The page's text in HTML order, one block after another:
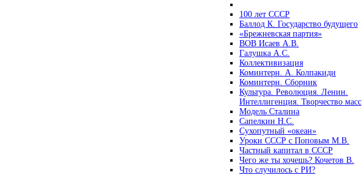
100 лет СССР
Баллод К. Государство будущего
«Брежневская партия»
ВОВ Исаев А.В.
Галушка А.С.
Коллективизация
Коминтерн. А. Колпакиди
Коминтерн. Сборник
Культура. Революция. Ленин.
Интеллигенция. Творчество масс
Модель Сталина
Сапелкин Н.С.
Сухопутный «океан»
Уроки СССР с Поповым М.В.
Частный капитал в СССР
Чего же ты хочешь? Кочетов В.
Что случилось с РИ?